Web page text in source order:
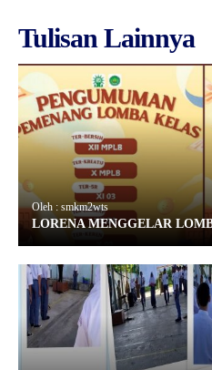
Tulisan Lainnya
Oleh : smkm2wts
LORENA MENGGELAR